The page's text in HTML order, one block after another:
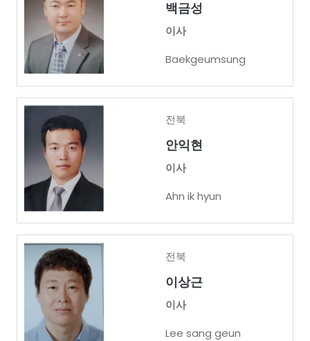
백금성
이사
Baekgeumsung
전북
안익현
이사
Ahn ik hyun
전북
이상근
이사
Lee sang geun